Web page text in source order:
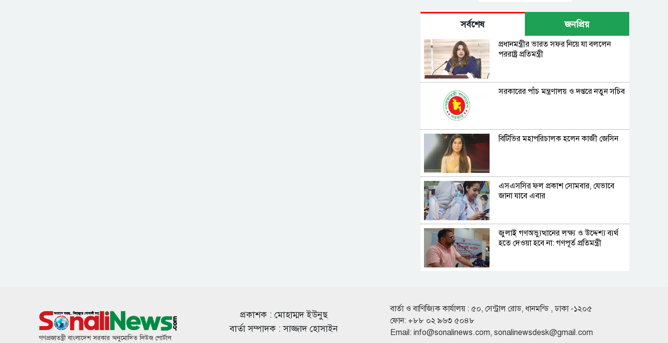
সর্বশেষ জনপ্রিয়
প্রধানমন্ত্রীর ভারত সফর নিয়ে যা বললেন
পররাষ্ট্র প্রতিমন্ত্রী
সরকারের পাঁচ মন্ত্রণালয় ও দপ্তরে নতুন সচিব
বিটিভির মহাপরিচালক হলেন কাজী জেসিন
এসএসসির ফল প্রকাশ সোমবার, যেভাবে
জানা যাবে এবার
জুলাই গণঅভ্যুত্থানের লক্ষ্য ও উদ্দেশ্য ব্যর্থ
হতে দেওয়া হবে না: গণপূর্ত প্রতিমন্ত্রী
রুশ পারমাণবিক আইসব্রেকারে উত্তর মেরু
অভিযানে বাংলাদেশী শিক্ষার্থী প্রত্যয়
গণপ্রজাতন্ত্রী বাংলাদেশ সরকার অনুমোদিত নিউজ পোর্টাল
প্রকাশক : মোহাম্মদ ইউনুছ
বার্তা সম্পাদক : সাজ্জাদ হোসাইন
বার্তা ও বাণিজ্যিক কার্যালয় : ৫০, সেন্ট্রাল রোড, ধানমন্ডি , ঢাকা -১২০৫
ফোন: +৮৮ ০২ ৯৬৩ ৫০৪৮
Email: info@sonalinews.com, sonalinewsdesk@gmail.com